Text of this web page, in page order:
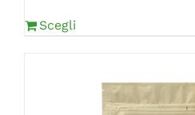
Scegli